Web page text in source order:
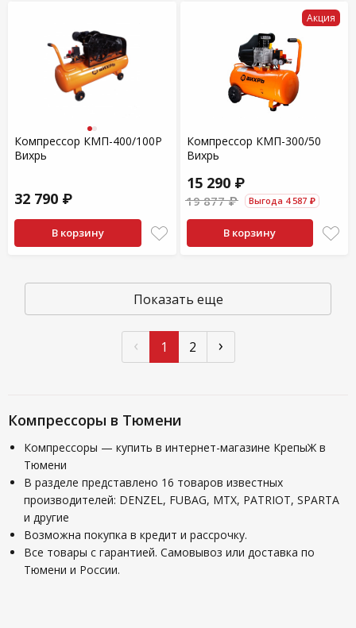
Компрессор КМП-400/100P
Вихрь
32 790 ₽
В корзину
Акция
Компрессор КМП-300/50
Вихрь
15 290 ₽
19 877 ₽ Выгода 4 587 ₽
В корзину
Показать еще
‹ 1 2 ›
Компрессоры в Тюмени
Компрессоры — купить в интернет-магазине КрепыЖ в
Тюмени
В разделе представлено 16 товаров известных
производителей: DENZEL, FUBAG, MTX, PATRIOT, SPARTA
и другие
Возможна покупка в кредит и рассрочку.
Все товары с гарантией. Самовывоз или доставка по
Тюмени и России.